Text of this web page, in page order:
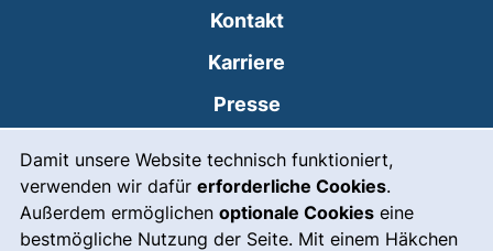
Damit unsere Website technisch funktioniert,
verwenden wir dafür erforderliche Cookies.
Außerdem ermöglichen optionale Cookies eine
bestmögliche Nutzung der Seite. Mit einem Häkchen
Kontakt
Karriere
Presse
Leichte Sprache
Gebärdensprache